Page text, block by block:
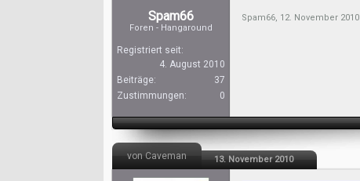
Spam66
Foren - Hangaround
Registriert seit:
4. August 2010
Beiträge:
37
Zustimmungen:
0
Spam66, 12. November 2010
von Caveman 13. November 2010